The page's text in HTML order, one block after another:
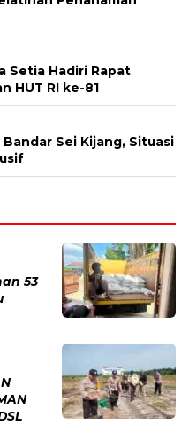
Setia Hadiri Rapat
HUT RI ke-81
Sei Kijang, Situasi
53